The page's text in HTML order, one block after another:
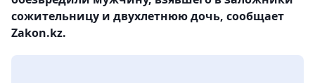
сожительницу и двухлетнюю дочь, сообщает
Zakon.kz.